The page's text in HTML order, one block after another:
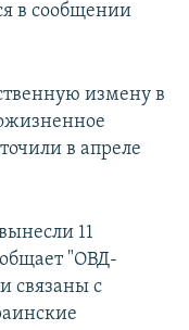
в сообщении
измену в
в апреле
11
"ОВД-
связаны с